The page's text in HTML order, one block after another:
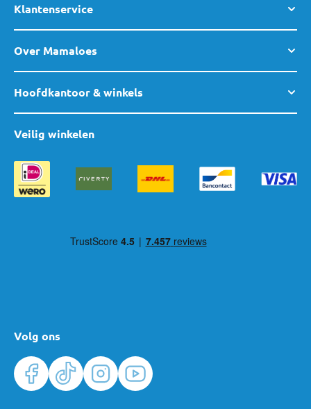
Klantenservice
Over Mamaloes
Hoofdkantoor & winkels
Volg ons
Veilig winkelen